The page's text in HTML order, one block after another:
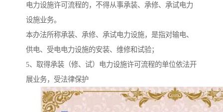
电力设施许可流程的，不得从事承装、承修、承试电力
设施业务。
本办法所称承装、承修、承试电力设施，是指对输电、
供电、受电电力设施的安装、维修和试验；
5、取得承装（修、试）电力设施许可流程的单位依法开
展业务，受法律保护